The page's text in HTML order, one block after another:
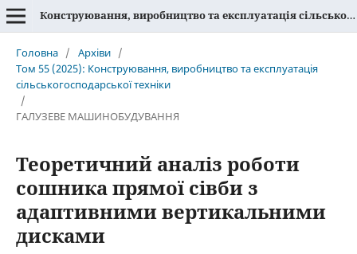
Конструювання, виробництво та експлуатація сільськогосподарських машин
Головна / Архіви /
Том 55 (2025): Конструювання, виробництво та експлуатація
сільськогосподарської техніки
/
ГАЛУЗЕВЕ МАШИНОБУДУВАННЯ
Теоретичний аналіз роботи
сошника прямої сівби з
адаптивними вертикальними
дисками